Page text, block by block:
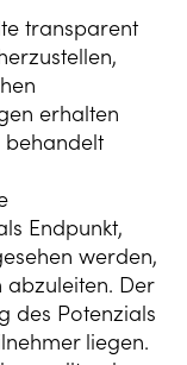
transparent
erhalten
Endpunkt,
werden,
Der
des Potenzials
liegen.